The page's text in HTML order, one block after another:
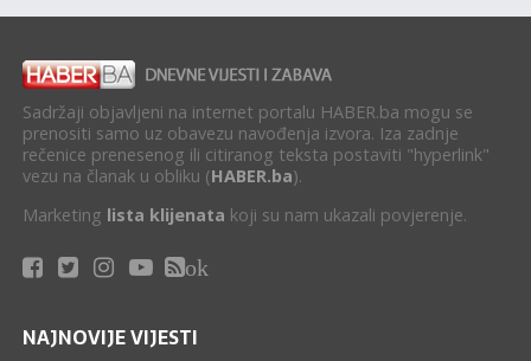
Sadržaji objavljeni na internet portalu HABER.ba mogu se
prenositi samo uz obavezu navođenja izvora. Iza zadnje
rečenice prenesenog ili citiranog teksta postaviti "hyperlink"
vezu na članak u obliku (HABER.ba).
Marketing lista klijenata koji su nam ukazali povjerenje.
ok
NAJNOVIJE VIJESTI